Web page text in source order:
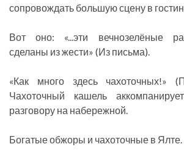
сопровождать большую сцену в
Вот оно: «...эти вечнозелёные
сделаны из жести» (Из письма).
«Как много здесь чахоточных!»
Чахоточный кашель
разговору на набережной.
Богатые обжоры и чахоточные в Ялте.